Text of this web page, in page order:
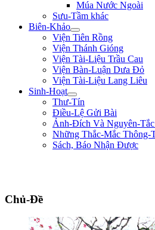
Múa Nước Ngoài
Sưu-Tầm khác
Biên-Khảo
Viện Tiên Rồng
Viện Thánh Gióng
Viện Tài-Liệu Trầu Cau
Viện Bàn-Luận Dưa Đỏ
Viện Tài-Liệu Lang Liêu
Sinh-Hoạt
Thư-Tín
Điều-Lệ Gửi Bài
Ảnh-Đích Và Nguyên-
Những Thắc-Mắc Thông-
Sách, Báo Nhận Được
Chủ-Đề